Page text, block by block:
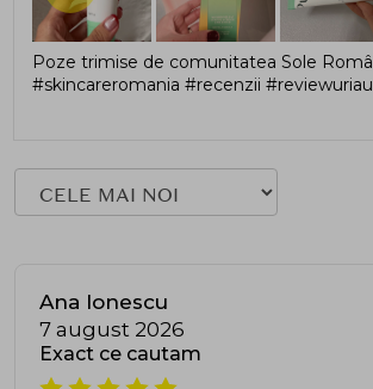
Poze trimise de comunitatea Sole
#skincareromania #recenzii
Ana Ionescu
7 august 2026
Exact ce cautam